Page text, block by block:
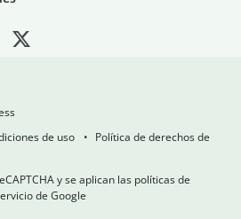
de uso
Política de derechos de
y se aplican las políticas de
de Google